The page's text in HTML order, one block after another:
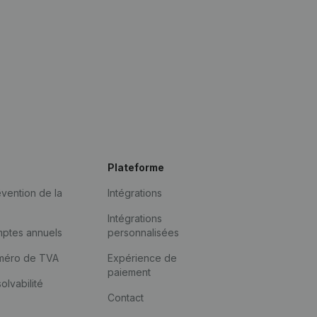
de la
annuels
de TVA
Plateforme
Intégrations
Intégrations
personnalisées
Expérience de
paiement
Contact